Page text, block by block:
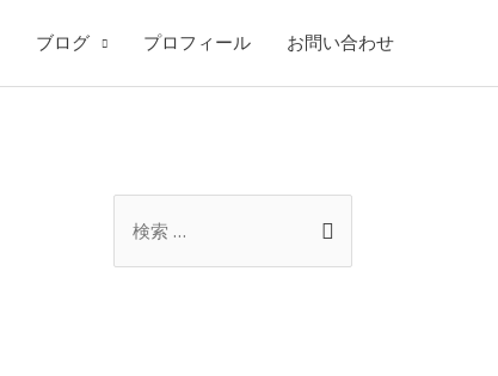
ブログ プロフィール お問い合わせ